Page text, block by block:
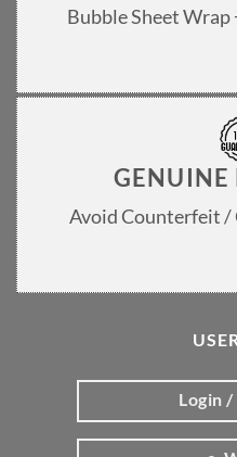
Bubble Sheet Wrap
GENUINE
Avoid Counterfeit /
Login